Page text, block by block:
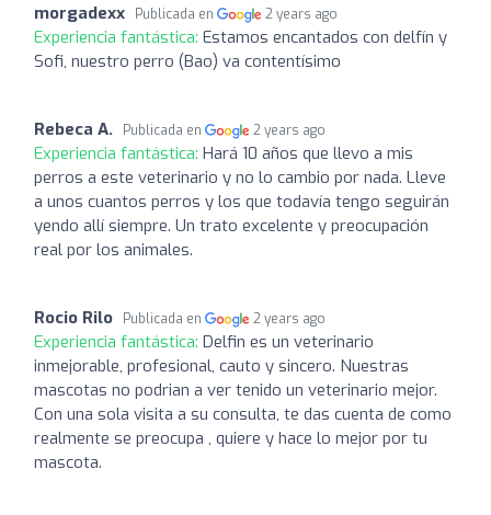
morgadexx Publicada en 2 years ago
Experiencia fantástica: Estamos encantados con delfín y
Sofi, nuestro perro (Bao) va contentísimo
Rebeca A. Publicada en 2 years ago
Experiencia fantástica: Hará 10 años que llevo a mis
perros a este veterinario y no lo cambio por nada. Lleve
a unos cuantos perros y los que todavía tengo seguirán
yendo allí siempre. Un trato excelente y preocupación
real por los animales.
Rocio Rilo Publicada en 2 years ago
Experiencia fantástica: Delfin es un veterinario
inmejorable, profesional, cauto y sincero. Nuestras
mascotas no podrian a ver tenido un veterinario mejor.
Con una sola visita a su consulta, te das cuenta de como
realmente se preocupa , quiere y hace lo mejor por tu
mascota.